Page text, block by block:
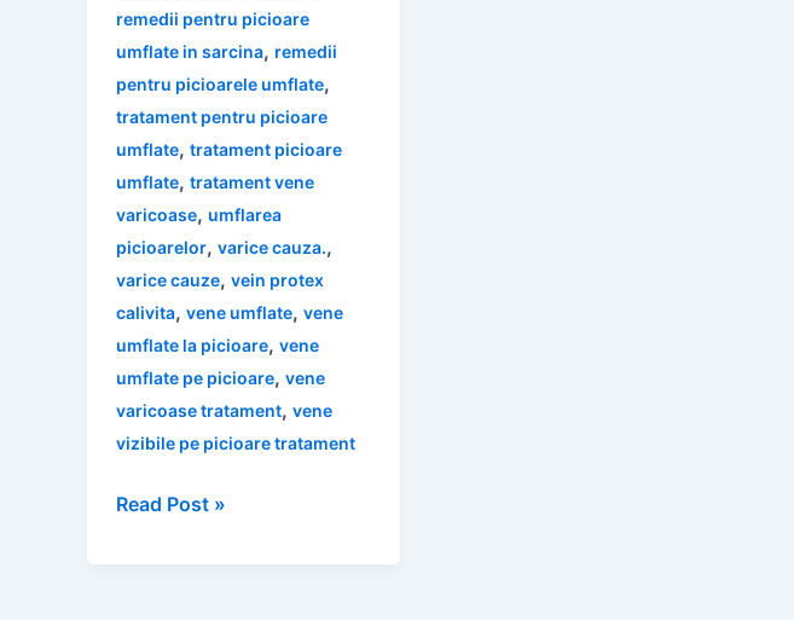
remedii pentru picioare
umflate in sarcina, remedii
pentru picioarele umflate,
tratament pentru picioare
umflate, tratament picioare
umflate, tratament vene
varicoase, umflarea
picioarelor, varice cauza.,
varice cauze, vein protex
calivita, vene umflate, vene
umflate la picioare, vene
umflate pe picioare, vene
varicoase tratament, vene
vizibile pe picioare tratament
Remedii
Read Post »